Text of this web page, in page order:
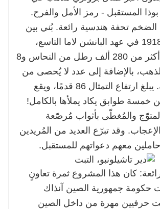
بوذا المستقبل - رمز الأمل والفرح.
الضخم تحفة هندسية رائعة. بُني بين
عامي 1914 و1918 في عهد البانشن لاما التاسع،
واستلزم بناؤه أكثر من 280 ألف رطل من النحاس و8
بالإضافة إلى عدد لا يُحصى من
الجواهر الثمينة. يبلغ ارتفاع التمثال 86 قدمًا، ويقع
خمسة طوابق يكاد يملأها بالكامل!
والمُغطّى بأثواب مُرصّعة
الإعجاب. وقد تبرّع العديد من المُريدين
حاملين معهم دعواتهم للمستقبل.
كان هذا المشروع ثمرة تعاونٍ
حكومة جمهورية الصين آنذاك
حرفيين مهرة من داخل الصين